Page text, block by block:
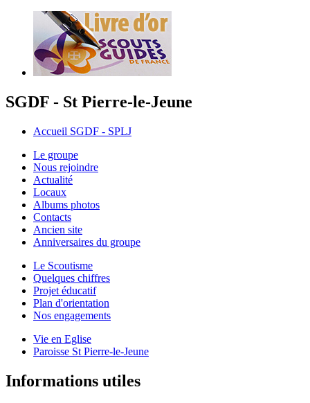
SGDF - St Pierre-le-Jeune
Accueil SGDF - SPLJ
Le groupe
Nous rejoindre
Actualité
Locaux
Albums photos
Contacts
Ancien site
Anniversaires du groupe
Le Scoutisme
Quelques chiffres
Projet éducatif
Plan d'orientation
Nos engagements
Vie en Eglise
Paroisse St Pierre-le-Jeune
Informations utiles